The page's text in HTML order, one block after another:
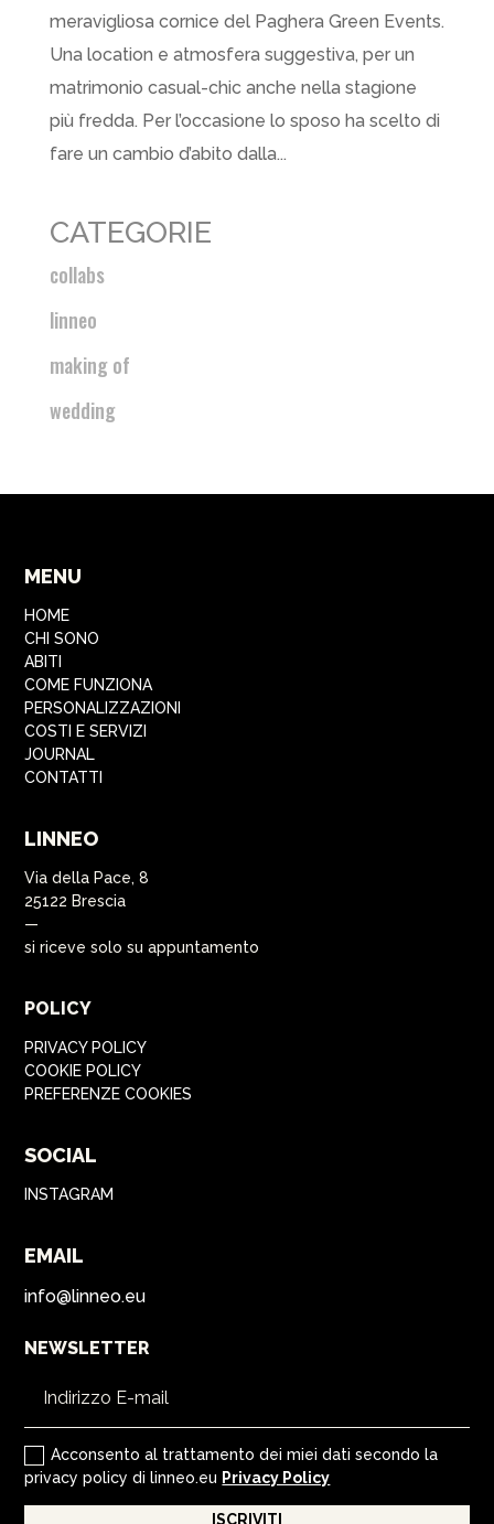
meravigliosa cornice del Paghera Green Events.
Una location e atmosfera suggestiva, per un
matrimonio casual-chic anche nella stagione
più fredda. Per l’occasione lo sposo ha scelto di
fare un cambio d’abito dalla...
CATEGORIE
collabs
linneo
making of
wedding
MENU
HOME
CHI SONO
ABITI
COME FUNZIONA
PERSONALIZZAZIONI
COSTI E SERVIZI
JOURNAL
CONTATTI
LINNEO
Via della Pace, 8
25122 Brescia
—
si riceve solo su appuntamento
POLICY
PRIVACY POLICY
COOKIE POLICY
PREFERENZE COOKIES
SOCIAL
INSTAGRAM
EMAIL
info@linneo.eu
NEWSLETTER
Acconsento al trattamento dei miei dati secondo la
privacy policy di linneo.eu Privacy Policy
ISCRIVITI